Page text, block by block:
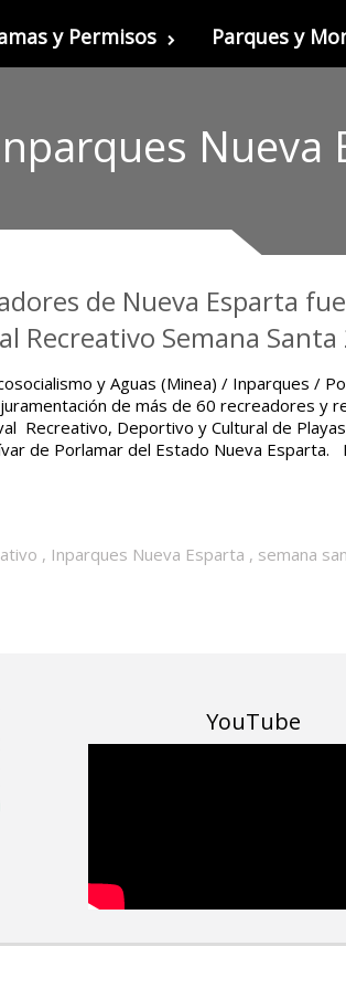
y Permisos Parques y
Nueva
de Nueva Esparta
Recreativo Semana Santa
y Aguas (Minea) / Inparques /
de más de 60 recreadores y
Recreativo, Deportivo y Cultural de
de Porlamar del Estado Nueva Esparta.
, Inparques Nueva Esparta , semana
YouTube